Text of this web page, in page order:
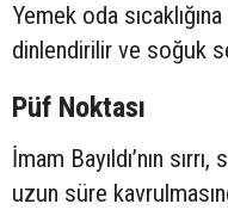
Yemek oda
dinlendirilir ve soğuk
Püf Noktası
İmam Bayıldı’nın
uzun süre